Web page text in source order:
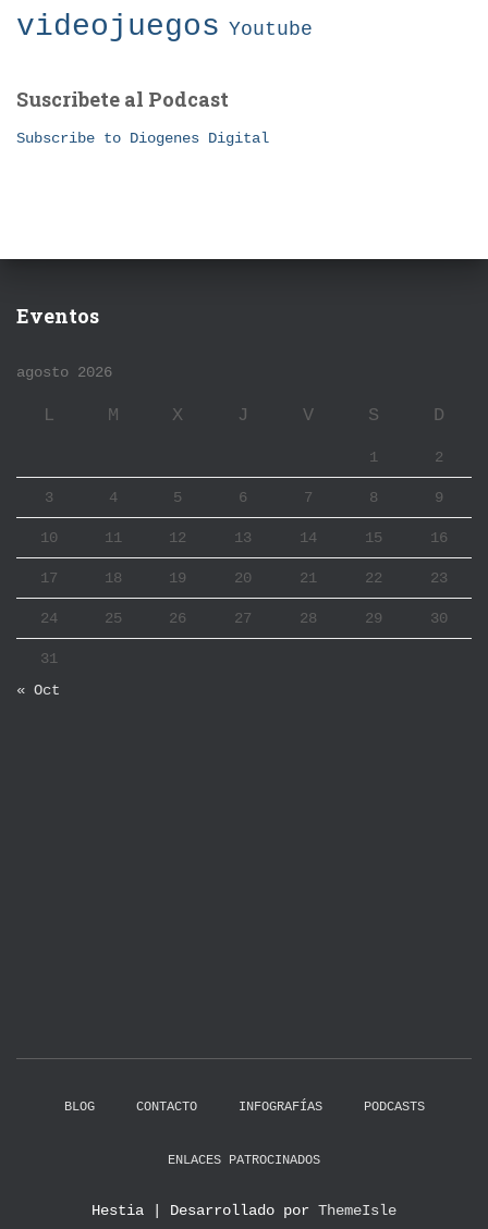
videojuegos Youtube
Suscribete al Podcast
Subscribe to Diogenes Digital
Eventos
agosto 2026
L M X J V S D
1 2
3 4 5 6 7 8 9
10 11 12 13 14 15 16
17 18 19 20 21 22 23
24 25 26 27 28 29 30
31
« Oct
BLOG CONTACTO INFOGRAFÍAS PODCASTS
ENLACES PATROCINADOS
Hestia | Desarrollado por ThemeIsle